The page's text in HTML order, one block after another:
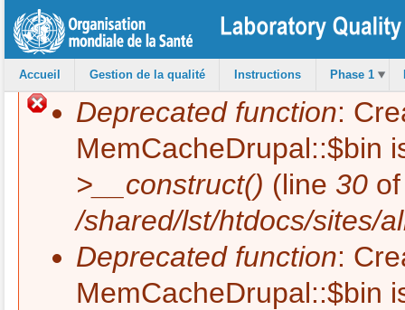
Accueil Gestion de la qualité Instructions Phase 1
Message d'erreur
Deprecated function:
MemCacheDrupal::$bin
>__construct() (line 30 of
/shared/lst/htdocs/sites/
Deprecated function:
MemCacheDrupal::$bin